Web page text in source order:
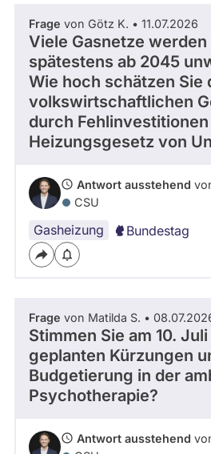
Frage von Götz K. • 11.07.2026
Viele Gasnetze werden
spätestens ab 2045
Wie hoch schätzen Sie
volkswirtschaftlichen
durch
Heizungsgesetz von
Antwort ausstehend
CSU
Gasheizung Bundestag
Frage von Matilda S. •
Stimmen Sie am 10.
geplanten Kürzungen
Budgetierung in der
Psychotherapie?
Antwort ausstehend